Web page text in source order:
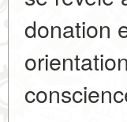
donation